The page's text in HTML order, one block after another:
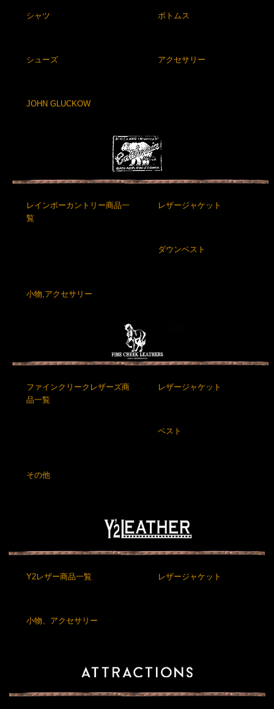
シャツ ボトムス
シューズ アクセサリー
JOHN GLUCKOW
レインボーカントリー商品一
覧
レザージャケット
ダウンベスト
小物,アクセサリー
ファインクリークレザーズ商
品一覧
レザージャケット
ベスト
その他
Y2レザー商品一覧 レザージャケット
小物、アクセサリー